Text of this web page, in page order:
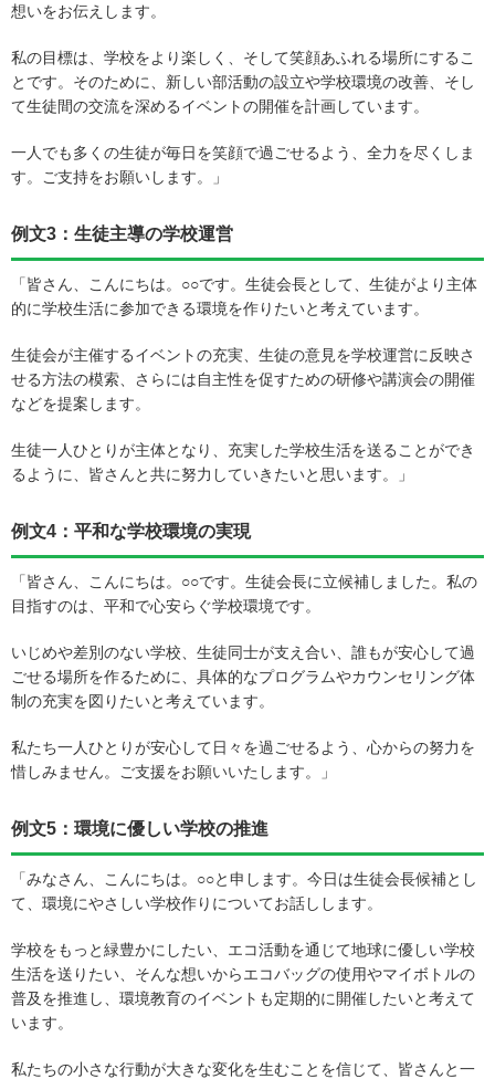
想いをお伝えします。
私の目標は、学校をより楽しく、そして笑顔あふれる場所にするこ
とです。そのために、新しい部活動の設立や学校環境の改善、そし
て生徒間の交流を深めるイベントの開催を計画しています。
一人でも多くの生徒が毎日を笑顔で過ごせるよう、全力を尽くしま
す。ご支持をお願いします。」
例文3：生徒主導の学校運営
「皆さん、こんにちは。○○です。生徒会長として、生徒がより主体
的に学校生活に参加できる環境を作りたいと考えています。
生徒会が主催するイベントの充実、生徒の意見を学校運営に反映さ
せる方法の模索、さらには自主性を促すための研修や講演会の開催
などを提案します。
生徒一人ひとりが主体となり、充実した学校生活を送ることができ
るように、皆さんと共に努力していきたいと思います。」
例文4：平和な学校環境の実現
「皆さん、こんにちは。○○です。生徒会長に立候補しました。私の
目指すのは、平和で心安らぐ学校環境です。
いじめや差別のない学校、生徒同士が支え合い、誰もが安心して過
ごせる場所を作るために、具体的なプログラムやカウンセリング体
制の充実を図りたいと考えています。
私たち一人ひとりが安心して日々を過ごせるよう、心からの努力を
惜しみません。ご支援をお願いいたします。」
例文5：環境に優しい学校の推進
「みなさん、こんにちは。○○と申します。今日は生徒会長候補とし
て、環境にやさしい学校作りについてお話しします。
学校をもっと緑豊かにしたい、エコ活動を通じて地球に優しい学校
生活を送りたい、そんな想いからエコバッグの使用やマイボトルの
普及を推進し、環境教育のイベントも定期的に開催したいと考えて
います。
私たちの小さな行動が大きな変化を生むことを信じて、皆さんと一